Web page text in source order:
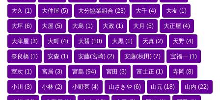
大久 (1) 大仲屋 (5) 大分協業組合 (23) 大千 (4) 大友 (1)
大坪 (6) 大屋 (5) 大島 (1) 大政 (1) 大月 (5) 大正屋 (4)
大津屋 (3) 大町 (4) 大醤 (10) 大黒 (1) 天真 (2) 天野 (4)
奈良橋 (1) 安森 (1) 安藤(宮崎) (2) 安藤(秋田) (7) 宝福一 (1)
室次 (1) 宮居 (3) 宮島 (94) 宮田 (3) 富士正 (1) 寺岡 (8)
小川 (3) 小林 (2) 小野甚 (4) 山さきや (6) 山元 (18) 山内 (22)